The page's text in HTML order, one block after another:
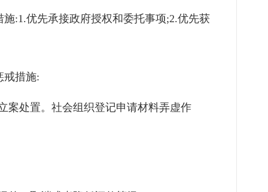
施:1.优先承接政府授权和委托事项;2.优先获
戒措施:
案处置。社会组织登记申请材料弄虚作